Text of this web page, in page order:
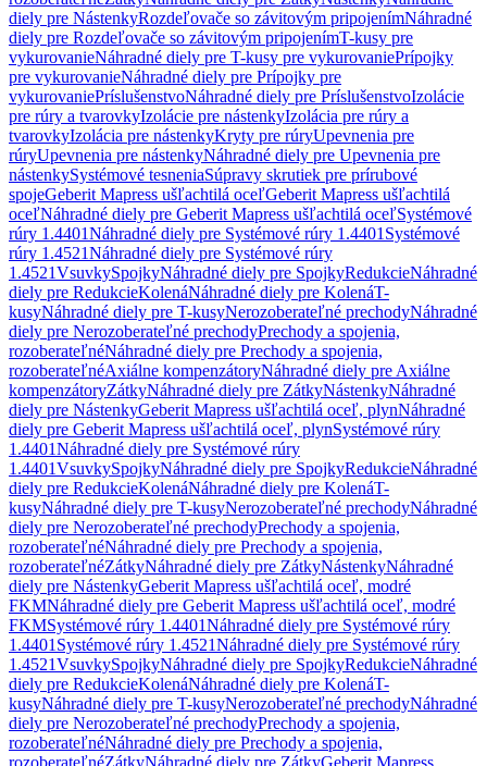
diely pre NástenkyRozdeľovače so závitovým pripojenímNáhradné
diely pre Rozdeľovače so závitovým pripojenímT-kusy pre
vykurovanieNáhradné diely pre T-kusy pre vykurovaniePrípojky
pre vykurovanieNáhradné diely pre Prípojky pre
vykurovaniePríslušenstvoNáhradné diely pre PríslušenstvoIzolácie
pre rúry a tvarovkyIzolácie pre nástenkyIzolácia pre rúry a
tvarovkyIzolácia pre nástenkyKryty pre rúryUpevnenia pre
rúryUpevnenia pre nástenkyNáhradné diely pre Upevnenia pre
nástenkySystémové tesneniaSúpravy skrutiek pre prírubové
spojeGeberit Mapress ušľachtilá oceľGeberit Mapress ušľachtilá
oceľNáhradné diely pre Geberit Mapress ušľachtilá oceľSystémové
rúry 1.4401Náhradné diely pre Systémové rúry 1.4401 Systémové
rúry 1.4521Náhradné diely pre Systémové rúry
1.4521VsuvkySpojkyNáhradné diely pre SpojkyRedukcieNáhradné
diely pre RedukcieKolenáNáhradné diely pre KolenáT-
kusyNáhradné diely pre T-kusyNerozoberateľné prechodyNáhradné
diely pre Nerozoberateľné prechodyPrechody a spojenia,
rozoberateľnéNáhradné diely pre Prechody a spojenia,
rozoberateľnéAxiálne kompenzátoryNáhradné diely pre Axiálne
kompenzátoryZátkyNáhradné diely pre ZátkyNástenkyNáhradné
diely pre NástenkyGeberit Mapress ušľachtilá oceľ, plynNáhradné
diely pre Geberit Mapress ušľachtilá oceľ, plynSystémové rúry
1.4401Náhradné diely pre Systémové rúry
1.4401VsuvkySpojkyNáhradné diely pre SpojkyRedukcieNáhradné
diely pre RedukcieKolenáNáhradné diely pre KolenáT-
kusyNáhradné diely pre T-kusyNerozoberateľné prechodyNáhradné
diely pre Nerozoberateľné prechodyPrechody a spojenia,
rozoberateľnéNáhradné diely pre Prechody a spojenia,
rozoberateľnéZátkyNáhradné diely pre ZátkyNástenkyNáhradné
diely pre NástenkyGeberit Mapress ušľachtilá oceľ, modré
FKMNáhradné diely pre Geberit Mapress ušľachtilá oceľ, modré
FKMSystémové rúry 1.4401Náhradné diely pre Systémové rúry
1.4401 Systémové rúry 1.4521Náhradné diely pre Systémové rúry
1.4521VsuvkySpojkyNáhradné diely pre SpojkyRedukcieNáhradné
diely pre RedukcieKolenáNáhradné diely pre KolenáT-
kusyNáhradné diely pre T-kusyNerozoberateľné prechodyNáhradné
diely pre Nerozoberateľné prechodyPrechody a spojenia,
rozoberateľnéNáhradné diely pre Prechody a spojenia,
rozoberateľnéZátkyNáhradné diely pre ZátkyGeberit Mapress